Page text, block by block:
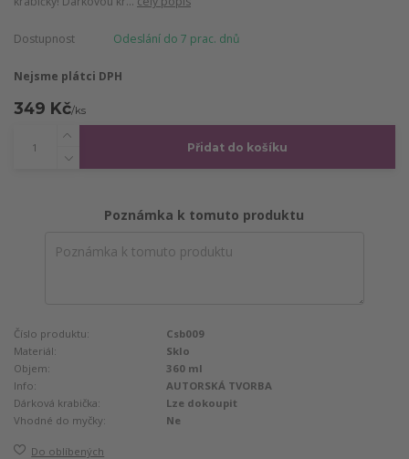
Dostupnost Odeslání do 7 prac. dnů
Nejsme plátci DPH
349 Kč/ks
Přidat do košíku
Poznámka k tomuto produktu
Číslo produktu:
Csb009
Materiál:
Sklo
Objem:
360 ml
Info:
AUTORSKÁ TVORBA
Dárková krabička:
Lze dokoupit
Vhodné do myčky:
Ne
Do oblíbených